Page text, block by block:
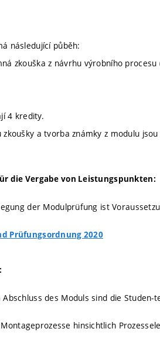
následující půběh:
zkouška z návrhu výrobního
4 kredity.
zkoušky a tvorba známky z modulu
die Vergabe von Leistungspunkten:
der Modulprüfung ist
Prüfungsordnung 2020
des Moduls sind die Studen-
hinsichtlich